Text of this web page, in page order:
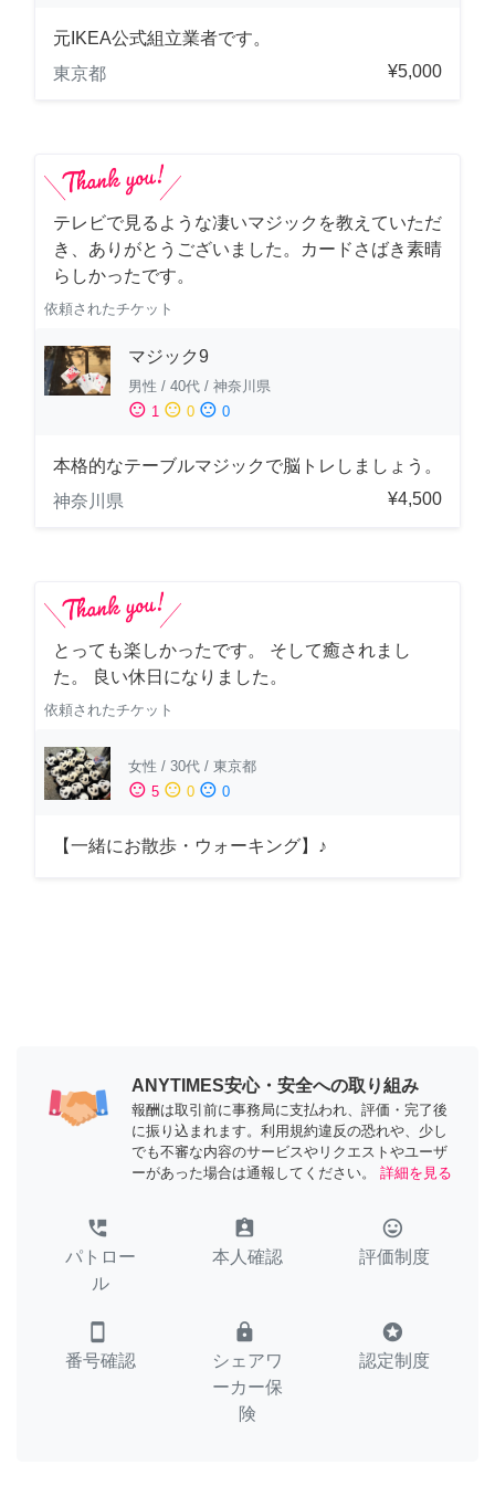
元IKEA公式組立業者です。
東京都
¥5,000
テレビで見るような凄いマジックを教えていただ
き、ありがとうございました。カードさばき素晴
らしかったです。
依頼されたチケット
マジック9
男性 / 40代 / 神奈川県
sentiment_satisfied 1 sentiment_neutral 0 sentiment_dissatisfied 0
本格的なテーブルマジックで脳トレしましょう。
神奈川県
¥4,500
とっても楽しかったです。 そして癒されまし
た。 良い休日になりました。
依頼されたチケット
女性 / 30代 / 東京都
sentiment_satisfied 5 sentiment_neutral 0 sentiment_dissatisfied 0
【一緒にお散歩・ウォーキング】♪
ANYTIMES安心・安全への取り組み
報酬は取引前に事務局に支払われ、評価・完了後
に振り込まれます。利用規約違反の恐れや、少し
でも不審な内容のサービスやリクエストやユーザ
ーがあった場合は通報してください。
詳細を見る
perm_phone_msg
パトロー
ル
assignment_ind
本人確認
tag_faces
評価制度
smartphone
番号確認
lock
シェアワ
ーカー保
険
stars
認定制度